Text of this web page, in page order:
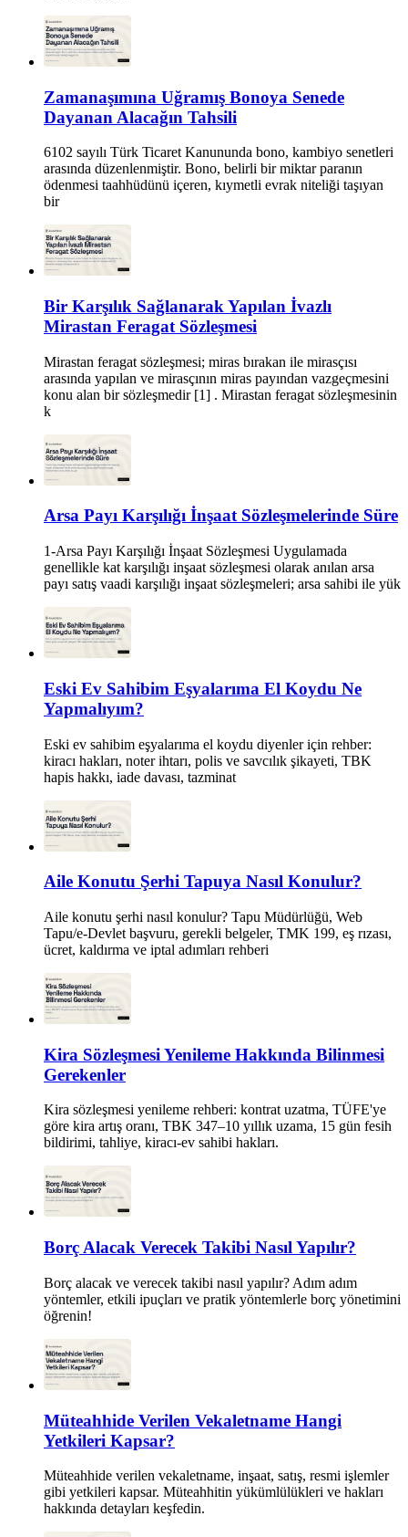
Zamanaşımına Uğramış Bonoya Senede
Dayanan Alacağın Tahsili
6102 sayılı Türk Ticaret Kanununda bono, kambiyo senetleri
arasında düzenlenmiştir. Bono, belirli bir miktar paranın
ödenmesi taahhüdünü içeren, kıymetli evrak niteliği taşıyan
bir
Bir Karşılık Sağlanarak Yapılan İvazlı
Mirastan Feragat Sözleşmesi
Mirastan feragat sözleşmesi; miras bırakan ile mirasçısı
arasında yapılan ve mirasçının miras payından vazgeçmesini
konu alan bir sözleşmedir [1] . Mirastan feragat sözleşmesinin
k
Arsa Payı Karşılığı İnşaat Sözleşmelerinde Süre
1-Arsa Payı Karşılığı İnşaat Sözleşmesi Uygulamada
genellikle kat karşılığı inşaat sözleşmesi olarak anılan arsa
payı satış vaadi karşılığı inşaat sözleşmeleri; arsa sahibi ile yük
Eski Ev Sahibim Eşyalarıma El Koydu Ne
Yapmalıyım?
Eski ev sahibim eşyalarıma el koydu diyenler için rehber:
kiracı hakları, noter ihtarı, polis ve savcılık şikayeti, TBK
hapis hakkı, iade davası, tazminat
Aile Konutu Şerhi Tapuya Nasıl Konulur?
Aile konutu şerhi nasıl konulur? Tapu Müdürlüğü, Web
Tapu/e-Devlet başvuru, gerekli belgeler, TMK 199, eş rızası,
ücret, kaldırma ve iptal adımları rehberi
Kira Sözleşmesi Yenileme Hakkında Bilinmesi
Gerekenler
Kira sözleşmesi yenileme rehberi: kontrat uzatma, TÜFE'ye
göre kira artış oranı, TBK 347–10 yıllık uzama, 15 gün fesih
bildirimi, tahliye, kiracı-ev sahibi hakları.
Borç Alacak Verecek Takibi Nasıl Yapılır?
Borç alacak ve verecek takibi nasıl yapılır? Adım adım
yöntemler, etkili ipuçları ve pratik yöntemlerle borç yönetimini
öğrenin!
Müteahhide Verilen Vekaletname Hangi
Yetkileri Kapsar?
Müteahhide verilen vekaletname, inşaat, satış, resmi işlemler
gibi yetkileri kapsar. Müteahhitin yükümlülükleri ve hakları
hakkında detayları keşfedin.